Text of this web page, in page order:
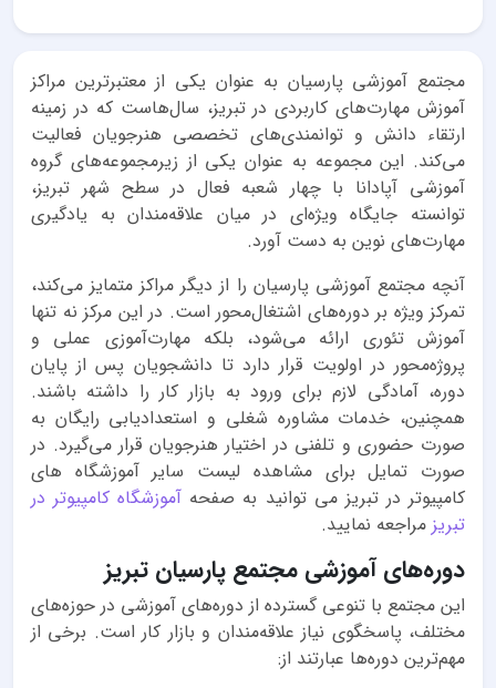
مجتمع آموزشی پارسیان به عنوان یکی از معتبرترین مراکز
آموزش مهارت‌های کاربردی در تبریز، سال‌هاست که در زمینه
ارتقاء دانش و توانمندی‌های تخصصی هنرجویان فعالیت
می‌کند. این مجموعه به عنوان یکی از زیرمجموعه‌های گروه
آموزشی آپادانا با چهار شعبه فعال در سطح شهر تبریز،
توانسته جایگاه ویژه‌ای در میان علاقه‌مندان به یادگیری
مهارت‌های نوین به دست آورد.
آنچه مجتمع آموزشی پارسیان را از دیگر مراکز متمایز می‌کند،
تمرکز ویژه بر دوره‌های اشتغال‌محور است. در این مرکز نه تنها
آموزش تئوری ارائه می‌شود، بلکه مهارت‌آموزی عملی و
پروژه‌محور در اولویت قرار دارد تا دانشجویان پس از پایان
دوره، آمادگی لازم برای ورود به بازار کار را داشته باشند.
همچنین، خدمات مشاوره شغلی و استعداد‌یابی رایگان به
صورت حضوری و تلفنی در اختیار هنرجویان قرار می‌گیرد. در
صورت تمایل برای مشاهده لیست سایر آموزشگاه های
کامپیوتر در تبریز می توانید به صفحه آموزشگاه کامپیوتر در
تبریز مراجعه نمایید.
دوره‌های آموزشی مجتمع پارسیان تبریز
این مجتمع با تنوعی گسترده از دوره‌های آموزشی در حوزه‌های
مختلف، پاسخگوی نیاز علاقه‌مندان و بازار کار است. برخی از
مهم‌ترین دوره‌ها عبارتند از: